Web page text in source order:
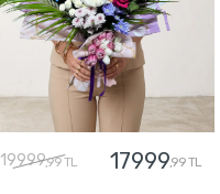
19999,99 TL 17999,99 TL